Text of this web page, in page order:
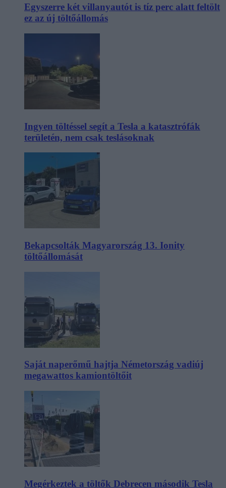
Egyszerre két villanyautót is tíz perc alatt feltölt
ez az új töltőállomás
Ingyen töltéssel segít a Tesla a katasztrófák
területén, nem csak teslásoknak
Bekapcsolták Magyarország 13. Ionity
töltőállomását
Saját naperőmű hajtja Németország vadiúj
megawattos kamiontöltőit
Megérkeztek a töltők Debrecen második Tesla